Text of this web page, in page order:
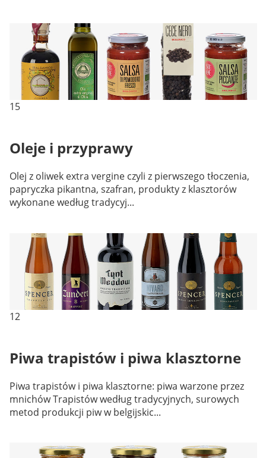
15
Oleje i przyprawy
Olej z oliwek extra vergine czyli z pierwszego tłoczenia,
papryczka pikantna, szafran, produkty z klasztorów
wykonane według tradycyj...
12
Piwa trapistów i piwa klasztorne
Piwa trapistów i piwa klasztorne: piwa warzone przez
mnichów Trapistów według tradycyjnych, surowych
metod produkcji piw w belgijskic...